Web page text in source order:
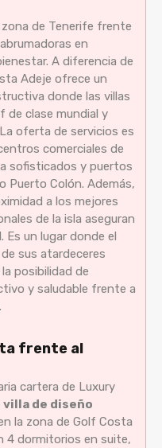
de Tenerife frente
en
A diferencia de
Adeje ofrece un
donde las villas
de clase mundial y
oferta de servicios es
comerciales de
sofisticados y puertos
Puerto Colón. Además,
a los mejores
de la isla aseguran
Es un lugar donde el
sus atardeceres
posibilidad de
y saludable frente a
frente al
cartera de Luxury
villa de diseño
la zona de Golf Costa
4 dormitorios en suite,